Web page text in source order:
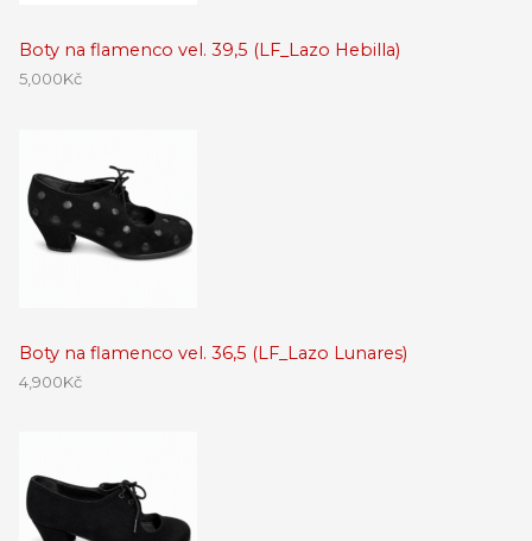
Boty na flamenco vel. 39,5 (LF_Lazo Hebilla)
5,000Kč
Boty na flamenco vel. 36,5 (LF_Lazo Lunares)
4,900Kč